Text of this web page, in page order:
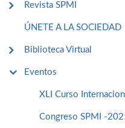
Revista SPMI
ÚNETE A LA SOCIEDAD
Biblioteca Virtual
Eventos
XLI Curso
Congreso SPMI -